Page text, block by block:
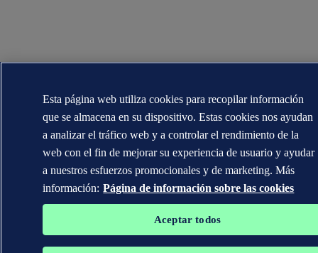
Esta página web utiliza cookies para recopilar información
que se almacena en su dispositivo. Estas cookies nos ayudan
a analizar el tráfico web y a controlar el rendimiento de la
web con el fin de mejorar su experiencia de usuario y ayudar
a nuestros esfuerzos promocionales y de marketing. Más
información: Página de información sobre las cookies
Aceptar todos